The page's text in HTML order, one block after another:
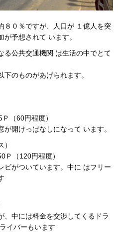
８０％ですが、人口が １億人を突
予想されて います。
る公共交通機関 は生活の中でとて
のものがあげられます。
（60円程度）
開けっぱなしになって います。
Ｐ（120円程度）
ビがついています。中に はフリー
、中には料金を交渉してくるドラ
イバーもいます